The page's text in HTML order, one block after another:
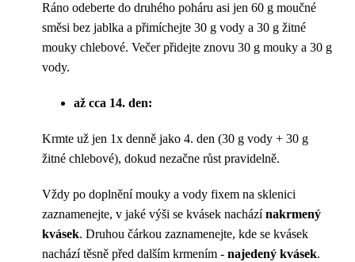
Ráno odeberte do druhého poháru asi jen 60 g moučné
směsi bez jablka a přimíchejte 30 g vody a 30 g žitné
mouky chlebové. Večer přidejte znovu 30 g mouky a 30 g
vody.
až cca 14. den:
Krmte už jen 1x denně jako 4. den (30 g vody + 30 g
žitné chlebové), dokud nezačne růst pravidelně.
Vždy po doplnění mouky a vody fixem na sklenici
zaznamenejte, v jaké výši se kvásek nacházínakrmený
kvásek. Druhou čárkou zaznamenejte, kde se kvásek
nachází těsně před dalším krmením - najedený kvásek.